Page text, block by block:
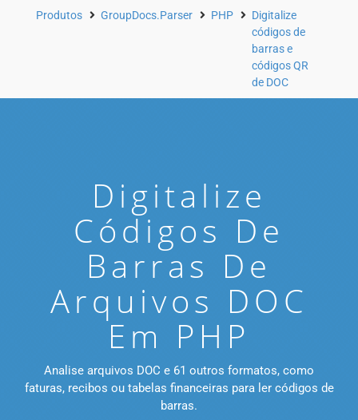
Produtos GroupDocs.Parser PHP
Digitalize
códigos de
barras e
códigos QR
de DOC
Digitalize
Códigos De
Barras De
Arquivos DOC
Em PHP
Analise arquivos DOC e 61 outros formatos, como
faturas, recibos ou tabelas financeiras para ler códigos de
barras.